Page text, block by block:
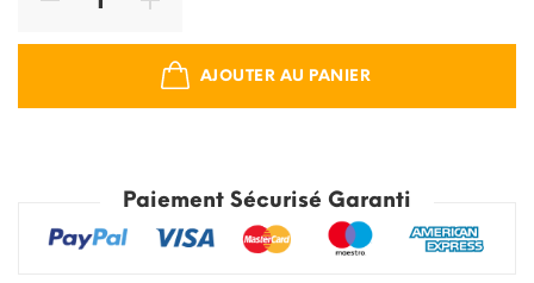
AJOUTER AU PANIER
Paiement Sécurisé Garanti